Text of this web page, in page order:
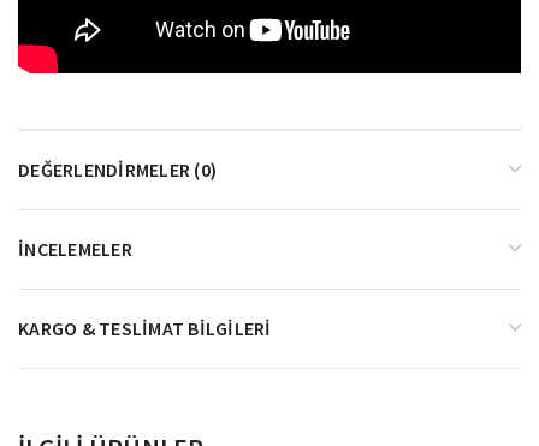
DEĞERLENDIRMELER (0)
İNCELEMELER
KARGO & TESLIMAT BILGILERI